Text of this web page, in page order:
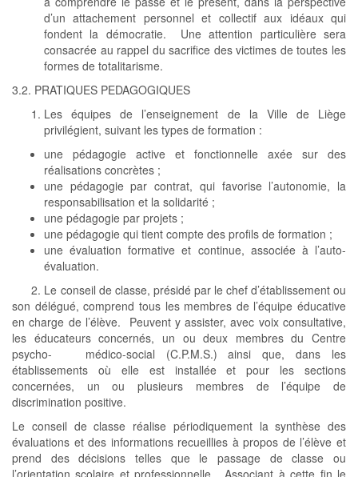
d’un attachement personnel et collectif aux idéaux qui
fondent la démocratie. Une attention particulière sera
consacrée au rappel du sacrifice des victimes de toutes les
formes de totalitarisme.
3.2. PRATIQUES PEDAGOGIQUES
Les équipes de l’enseignement de la Ville de Liège
privilégient, suivant les types de formation :
une pédagogie active et fonctionnelle axée sur des
réalisations concrètes ;
une pédagogie par contrat, qui favorise l’autonomie, la
responsabilisation et la solidarité ;
une pédagogie par projets ;
une pédagogie qui tient compte des profils de formation ;
une évaluation formative et continue, associée à l’auto-
évaluation.
2. Le conseil de classe, présidé par le chef d’établissement ou
son délégué, comprend tous les membres de l’équipe éducative
en charge de l’élève. Peuvent y assister, avec voix consultative,
les éducateurs concernés, un ou deux membres du Centre
psycho- médico-social (C.P.M.S.) ainsi que, dans les
établissements où elle est installée et pour les sections
concernées, un ou plusieurs membres de l’équipe de
discrimination positive.
Le conseil de classe réalise périodiquement la synthèse des
évaluations et des informations recueillies à propos de l’élève et
prend des décisions telles que le passage de classe ou
l’orientation scolaire et professionnelle. Associant à cette fin le